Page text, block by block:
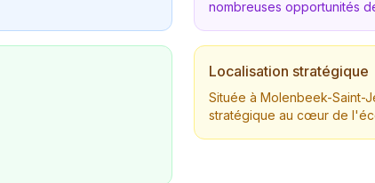
nombreuses opportunités
Localisation stratégique
Située à Molenbeek-Saint-
stratégique au cœur de